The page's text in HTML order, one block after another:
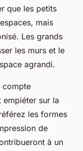
que les petits
mais
Les grands
les murs et le
agrandi.
compte
sur la
les formes
de
à un